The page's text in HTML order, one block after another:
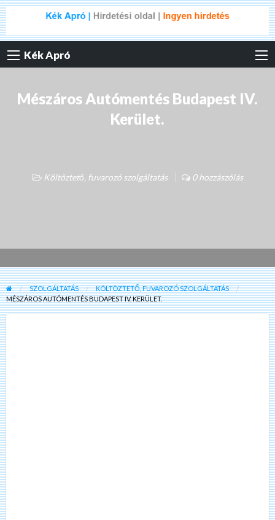
Kék Apró
Mészáros Autómentés Budapest IV.
Kerület.
Költöztető, fuvarozó szolgáltatás 0 hozzászólás
SZOLGÁLTATÁS
KÖLTÖZTETŐ, FUVAROZÓ SZOLGÁLTATÁS
MÉSZÁROS AUTÓMENTÉS BUDAPEST IV. KERÜLET.